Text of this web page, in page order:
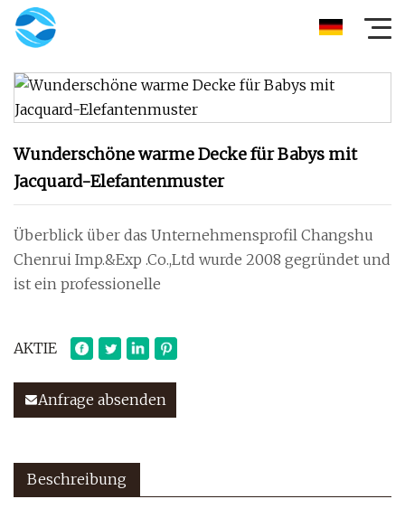
Wunderschöne warme Decke für Babys mit
Jacquard-Elefantenmuster
Überblick über das Unternehmensprofil Changshu
Chenrui Imp.&Exp .Co.,Ltd wurde 2008 gegründet und
ist ein professionelle
AKTIE
Anfrage absenden
Beschreibung